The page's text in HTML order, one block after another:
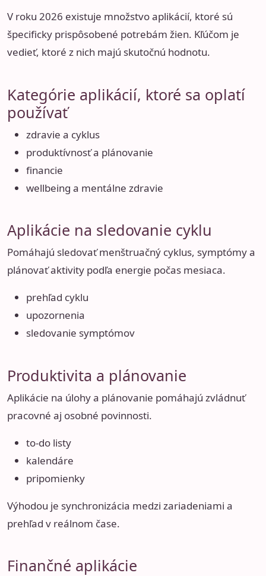
V roku 2026 existuje množstvo aplikácií, ktoré sú
špecificky prispôsobené potrebám žien. Kľúčom je
vedieť, ktoré z nich majú skutočnú hodnotu.
Kategórie aplikácií, ktoré sa oplatí
používať
zdravie a cyklus
produktívnosť a plánovanie
financie
wellbeing a mentálne zdravie
Aplikácie na sledovanie cyklu
Pomáhajú sledovať menštruačný cyklus, symptómy a
plánovať aktivity podľa energie počas mesiaca.
prehľad cyklu
upozornenia
sledovanie symptómov
Produktivita a plánovanie
Aplikácie na úlohy a plánovanie pomáhajú zvládnuť
pracovné aj osobné povinnosti.
to-do listy
kalendáre
pripomienky
Výhodou je synchronizácia medzi zariadeniami a
prehľad v reálnom čase.
Finančné aplikácie